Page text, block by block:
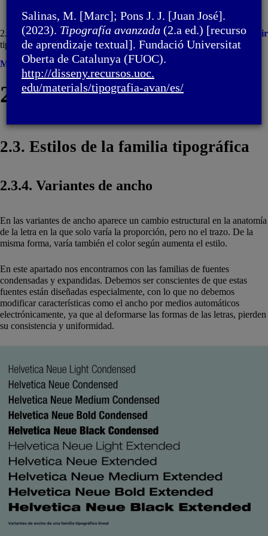
2. Familia tipográfica / 2.3. Estilos de la familia
tipográfica
Imprimir
Menú
2. Familia tipográfica
2.3. Estilos de la familia tipográfica
2.3.4. Variantes de ancho
En las variantes de ancho aparece un cambio estructural en la anatomía
de la letra en la que solo varía la proporción, pero no el trazo. De la
misma forma, varía también el color según aumenta el estilo.
En este apartado nos encontramos con las familias de fuentes
condensadas y expandidas. Debemos ser conscientes de que estas
fuentes están diseñadas especialmente, con lo que no debemos
modificar características como el ancho por medios automáticos
electrónicamente, ya que al deformarse las formas de las letras, pierden
su consistencia y uniformidad.
Salinas, M. [Marc]; Pons J. J. [Juan José].
(2023). Tipografía avanzada (2.a ed.) [recurso
de aprendizaje textual]. Fundació Universitat
Oberta de Catalunya (FUOC).
http://disseny.recursos.uoc.
edu/materials/tipografia-avan/es/